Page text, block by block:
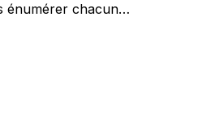
énumérer chacun…